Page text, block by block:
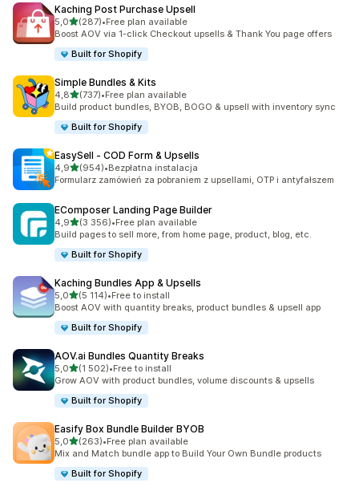
Kaching Post Purchase Upsell
5,0na 5 gwiazdek
(287)
Łączna liczba recenzji: 287
•Free plan available
Boost AOV via 1-click Checkout upsells & Thank You page offers
Built for Shopify
Simple Bundles & Kits
4,8na 5 gwiazdek
(737)
Łączna liczba recenzji: 737
•Free plan available
Build product bundles, BYOB, BOGO & upsell with inventory sync
Built for Shopify
EasySell ‑ COD Form & Upsells
4,9na 5 gwiazdek
(954)
Łączna liczba recenzji: 954
•Bezpłatna instalacja
Formularz zamówień za pobraniem z upsellami, OTP i antyfałszem
EComposer Landing Page Builder
4,9na 5 gwiazdek
(3 356)
Łączna liczba recenzji: 3356
•Free plan available
Build pages to sell more, from home page, product, blog, etc.
Built for Shopify
Kaching Bundles App & Upsells
5,0na 5 gwiazdek
(5 114)
Łączna liczba recenzji: 5114
•Free to install
Boost AOV with quantity breaks, product bundles & upsell app
Built for Shopify
AOV.ai Bundles Quantity Breaks
5,0na 5 gwiazdek
(1 502)
Łączna liczba recenzji: 1502
•Free to install
Grow AOV with product bundles, volume discounts & upsells
Built for Shopify
Easify Box Bundle Builder BYOB
5,0na 5 gwiazdek
(263)
Łączna liczba recenzji: 263
•Free plan available
Mix and Match bundle app to Build Your Own Bundle products
Built for Shopify